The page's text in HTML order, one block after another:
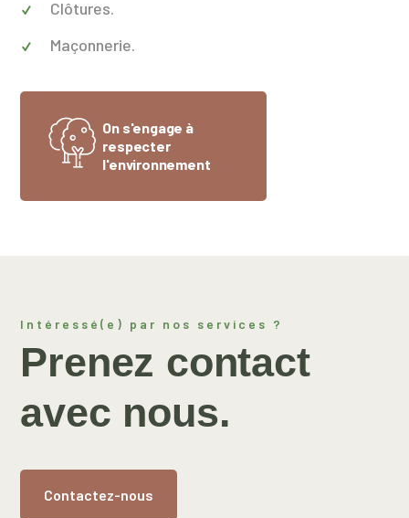
Clôtures.
Maçonnerie.
On s'engage à
respecter
l'environnement
Intéressé(e) par nos services ?
Prenez contact
avec nous.
Contactez-nous